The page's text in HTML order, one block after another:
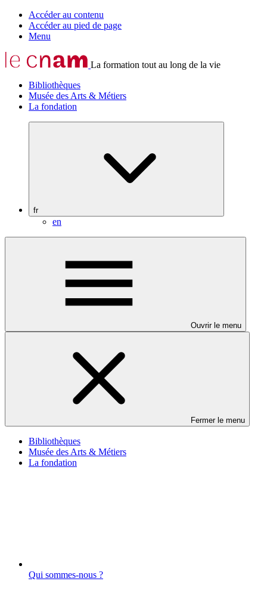
Accéder au contenu
Accéder au pied de page
Menu
La formation tout au long de la vie
Bibliothèques
Musée des Arts & Métiers
La fondation
fr
en
Ouvrir le menu
Fermer le menu
Bibliothèques
Musée des Arts & Métiers
La fondation
Qui sommes-nous ?